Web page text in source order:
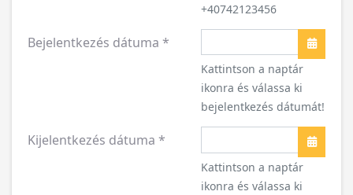
+40742123456
Bejelentkezés dátuma *
Naptár
Kattintson a naptár
ikonra és válassa ki
bejelentkezés dátumát!
Kijelentkezés dátuma *
Naptár
Kattintson a naptár
ikonra és válassa ki